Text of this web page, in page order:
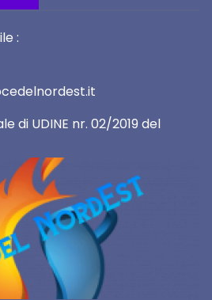
:
di UDINE nr. 02/2019 del